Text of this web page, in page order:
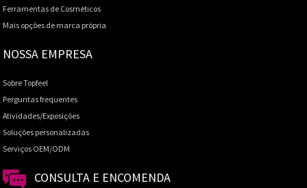
Ferramentas de Cosméticos
Mais opções de marca própria
NOSSA EMPRESA
Sobre Topfeel
Perguntas frequentes
Atividades/Exposições
Soluções personalizadas
Serviços OEM/ODM
CONSULTA E ENCOMENDA